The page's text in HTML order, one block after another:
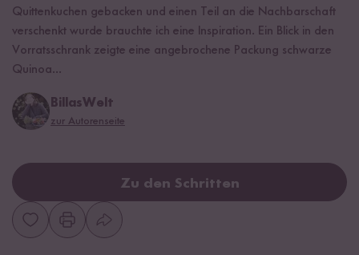
Quittenkuchen gebacken und einen Teil an die Nachbarschaft
verschenkt wurde brauchte ich eine Inspiration. Ein Blick in den
Vorratsschrank zeigte eine angebrochene Packung schwarze
Quinoa...
BillasWelt
zur Autorenseite
Zu den Schritten